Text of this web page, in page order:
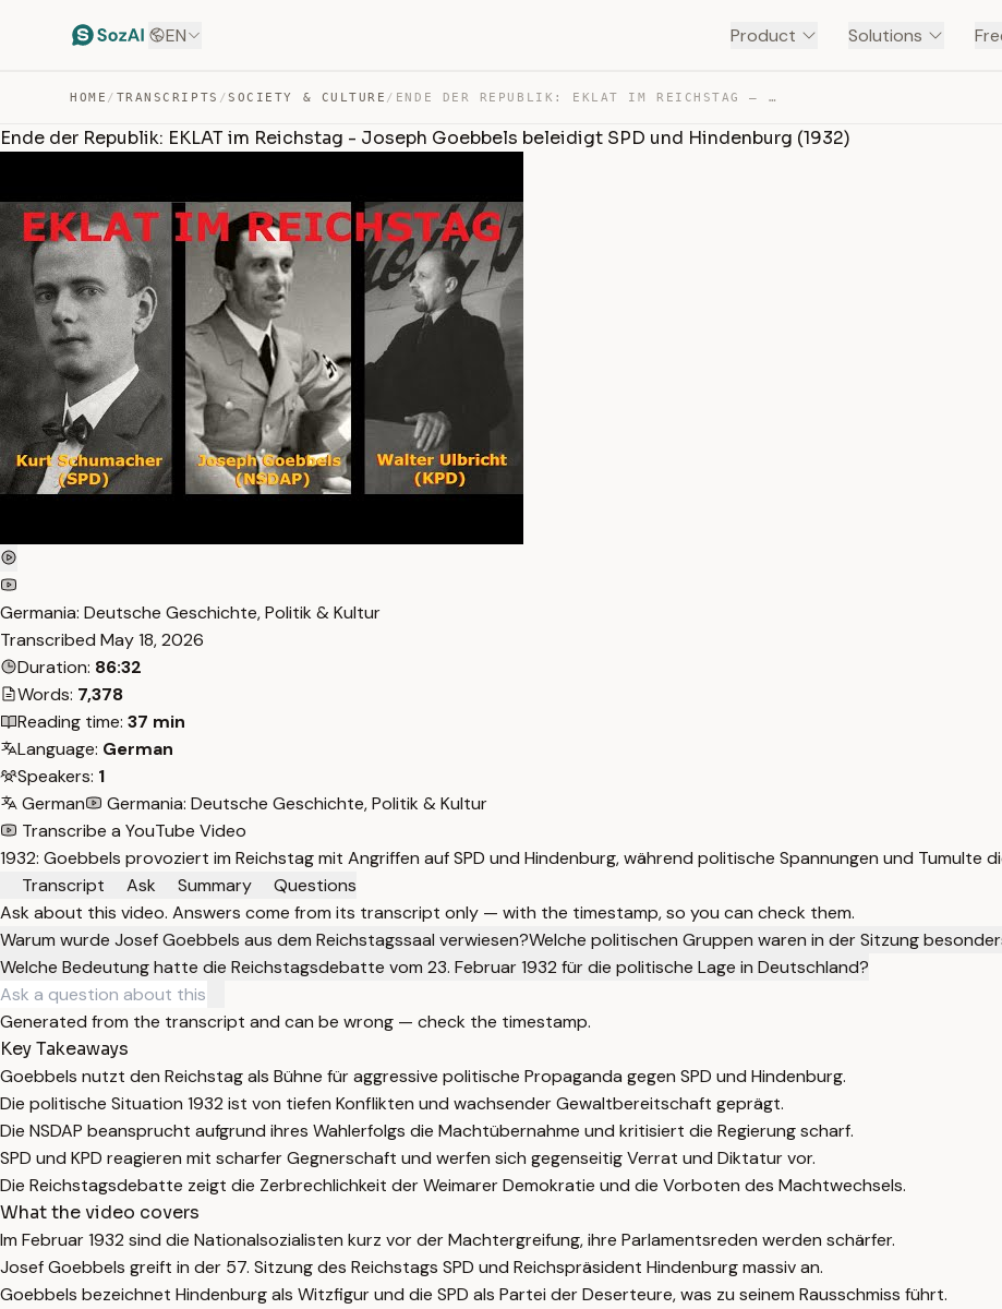
EN Product Solutions
HOME / TRANSCRIPTS /SOCIETY & CULTURE / ENDE DER REPUBLIK: EKLAT IM REICHSTAG – JOSEPH GOEBBELS… — TRANSCRIPT
Ende der Republik: EKLAT im Reichstag - Joseph Goebbels beleidigt SPD und Hindenburg (1932)
Germania: Deutsche Geschichte, Politik & Kultur
Transcribed May 18, 2026
Duration: 86:32
Words: 7,378
Reading time: 37 min
Language: German
Speakers: 1
German
Germania: Deutsche Geschichte, Politik & Kultur
Transcribe a YouTube Video
1932: Goebbels provoziert im Reichstag mit Angriffen auf SPD und Hindenburg, während politische Spannungen und Tumulte
Transcript
Ask Summary
Questions
Ask about this video. Answers come from its transcript only — with the timestamp, so you can check them.
Warum wurde Josef Goebbels aus dem Reichstagssaal verwiesen?Welche politischen Gruppen waren in der Sitzung
Welche Bedeutung hatte die Reichstagsdebatte vom 23. Februar 1932 für die politische Lage in Deutschland?
Generated from the transcript and can be wrong — check the timestamp.
Key Takeaways
Goebbels nutzt den Reichstag als Bühne für aggressive politische Propaganda gegen SPD und Hindenburg.
Die politische Situation 1932 ist von tiefen Konflikten und wachsender Gewaltbereitschaft geprägt.
Die NSDAP beansprucht aufgrund ihres Wahlerfolgs die Machtübernahme und kritisiert die Regierung scharf.
SPD und KPD reagieren mit scharfer Gegnerschaft und werfen sich gegenseitig Verrat und Diktatur vor.
Die Reichstagsdebatte zeigt die Zerbrechlichkeit der Weimarer Demokratie und die Vorboten des Machtwechsels.
What the video covers
Im Februar 1932 sind die Nationalsozialisten kurz vor der Machtergreifung, ihre Parlamentsreden werden schärfer.
Josef Goebbels greift in der 57. Sitzung des Reichstags SPD und Reichspräsident Hindenburg massiv an.
Goebbels bezeichnet Hindenburg als Witzfigur und die SPD als Partei der Deserteure, was zu seinem Rausschmiss führt.